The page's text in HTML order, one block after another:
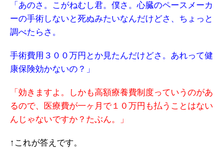
「あのさ。こがねむし君。僕さ。心臓のペースメーカ
ーの手術しないと死ぬみたいなんだけどさ、ちょっと
調べたらさ。
手術費用３００万円とか見たんだけどさ。あれって健
康保険効かないの？」
「効きますよ。しかも高額療養費制度っていうのがあ
るので、医療費が一ヶ月で１０万円も払うことはない
んじゃないですか？たぶん。」
↑これが答えです。